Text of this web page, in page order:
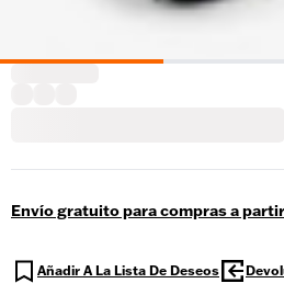
Envío gratuito para compras a
Añadir A La Lista De Deseos